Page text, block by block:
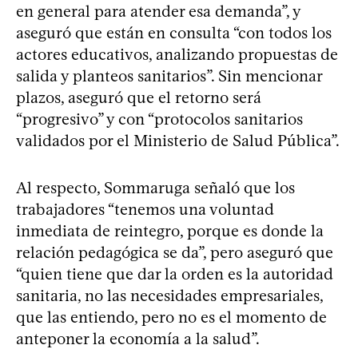
en general para atender esa demanda”, y
aseguró que están en consulta “con todos los
actores educativos, analizando propuestas de
salida y planteos sanitarios”. Sin mencionar
plazos, aseguró que el retorno será
“progresivo” y con “protocolos sanitarios
validados por el Ministerio de Salud Pública”.
Al respecto, Sommaruga señaló que los
trabajadores “tenemos una voluntad
inmediata de reintegro, porque es donde la
relación pedagógica se da”, pero aseguró que
“quien tiene que dar la orden es la autoridad
sanitaria, no las necesidades empresariales,
que las entiendo, pero no es el momento de
anteponer la economía a la salud”.